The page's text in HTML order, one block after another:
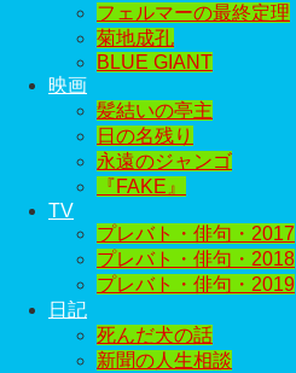
フェルマーの最終定理
菊地成孔
BLUE GIANT
映画
髪結いの亭主
日の名残り
永遠のジャンゴ
『FAKE』
TV
プレバト・俳句・2017
プレバト・俳句・2018
プレバト・俳句・2019
日記
死んだ犬の話
新聞の人生相談